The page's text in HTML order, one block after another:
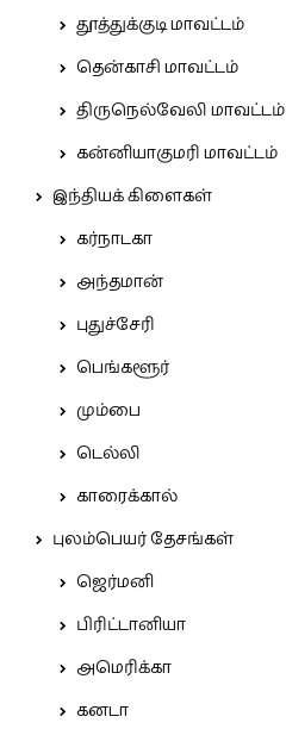
தூத்துக்குடி மாவட்டம்
தென்காசி மாவட்டம்
திருநெல்வேலி மாவட்டம்
கன்னியாகுமரி மாவட்டம்
இந்தியக் கிளைகள்
கர்நாடகா
அந்தமான்
புதுச்சேரி
பெங்களூர்
மும்பை
டெல்லி
காரைக்கால்
புலம்பெயர் தேசங்கள்
ஜெர்மனி
பிரிட்டானியா
அமெரிக்கா
கனடா